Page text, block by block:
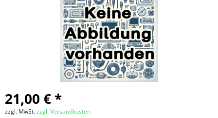
21,00 € *
zzgl. MwSt.zzgl. Versandkosten